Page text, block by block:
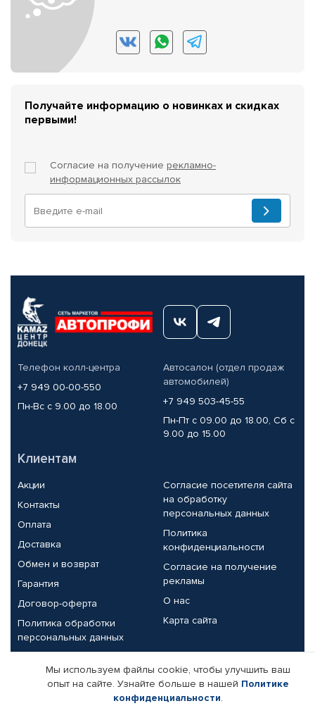
Получайте информацию о новинках и скидках
первыми!
Согласие на получение рекламно-
информационных рассылок
Телефон колл-центра
+7 949 00-00-550
Пн-Вс с 9.00 до 18.00
Автосалон (отдел продаж
автомобилей)
+7 949 503-45-55
Пн-Пт с 09.00 до 18.00, Сб с
9.00 до 15.00
Клиентам
Акции
Контакты
Оплата
Доставка
Обмен и возврат
Гарантия
Договор-оферта
Политика обработки
персональных данных
Согласие посетителя сайта
на обработку
персональных данных
Политика
конфиденциальности
Согласие на получение
рекламы
О нас
Карта сайта
Партнерам
Корпоративным клиентам
Реквизиты компании
Мы используем файлы cookie, чтобы улучшить ваш
опыт на сайте. Узнайте больше в нашей Политике
конфиденциальности.